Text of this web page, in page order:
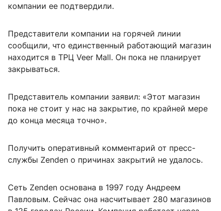
компании ее подтвердили.
Представители компании на горячей линии
сообщили, что единственный работающий магазин
находится в ТРЦ Veer Mall. Он пока не планирует
закрываться.
Представитель компании заявил: «Этот магазин
пока не стоит у нас на закрытие, по крайней мере
до конца месяца точно».
Получить оперативный комментарий от пресс-
службы Zenden о причинах закрытий не удалось.
Сеть Zenden основана в 1997 году Андреем
Павловым. Сейчас она насчитывает 280 магазинов